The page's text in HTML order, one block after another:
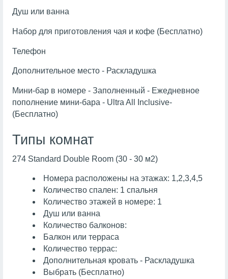
Душ или ванна
Набор для приготовления чая и кофе (Бесплатно)
Телефон
Дополнительное место - Раскладушка
Мини-бар в номере - Заполненный - Ежедневное
пополнение мини-бара - Ultra All Inclusive-
(Бесплатно)
Типы комнат
274 Standard Double Room (30 - 30 м2)
Номера расположены на этажах: 1,2,3,4,5
Количество спален: 1 спальня
Количество этажей в номере: 1
Душ или ванна
Количество балконов:
Балкон или терраса
Количество террас:
Дополнительная кровать - Раскладушка
Выбрать (Бесплатно)